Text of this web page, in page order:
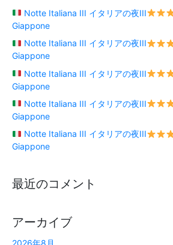
Notte Italiana III イタリアの夜III
Giappone
Notte Italiana III イタリアの夜III
Giappone
Notte Italiana III イタリアの夜III
Giappone
Notte Italiana III イタリアの夜III
Giappone
Notte Italiana III イタリアの夜III
Giappone
最近のコメント
アーカイブ